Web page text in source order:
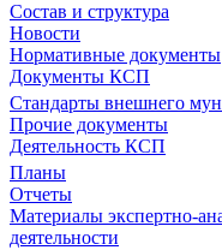
Состав и структура
Новости
Нормативные документы
Документы КСП
Стандарты внешнего
Прочие документы
Деятельность КСП
Планы
Отчеты
Материалы экспертно-
деятельности